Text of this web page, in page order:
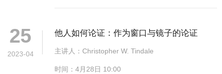
25
2023-04
他人如何论证：作为窗口与镜子的论证
主讲人：Christopher W. Tindale
时间：4月28日 10:00